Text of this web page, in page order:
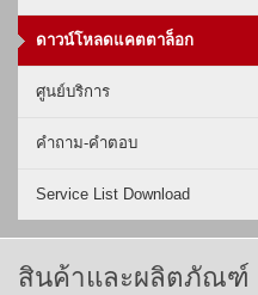
ดาวน์โหลดแคตตาล็อก
ศูนย์บริการ
คำถาม-คำตอบ
Service List Download
สินค้าและผลิตภัณฑ์